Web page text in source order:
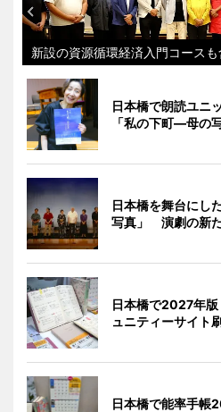
新設の資源循環経済入門コース
日本橋で朗読ユニ
「私の下町―母の
日本橋を舞台にし
写真」 演劇の新
日本橋で2027年
ュニティーサイト
日本橋で能率手